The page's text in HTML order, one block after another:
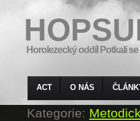
Horolezecký oddíl Potkali
ACT O NÁS
Kategorie: